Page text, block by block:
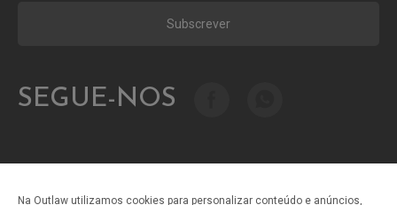
Subscrever
SEGUE-NOS
Na Outlaw utilizamos cookies para personalizar conteúdo e anúncios,